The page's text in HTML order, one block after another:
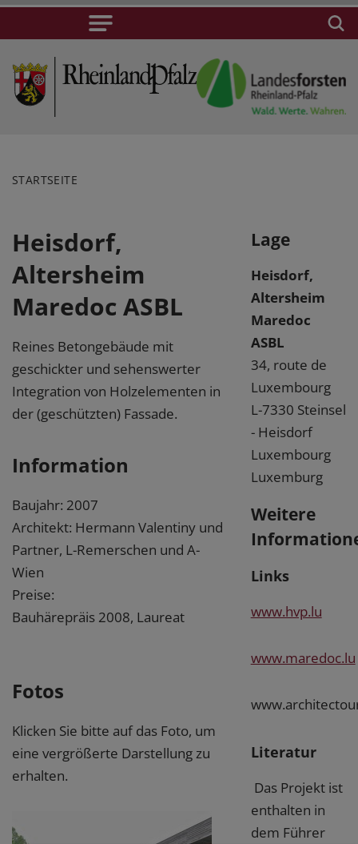
STARTSEITE
Heisdorf,
Altersheim
Maredoc ASBL
Reines Betongebäude mit
geschickter und sehenswerter
Integration von Holzelementen in
der (geschützten) Fassade.
Information
Baujahr: 2007
Architekt: Hermann Valentiny und
Partner, L-Remerschen und A-
Wien
Preise:
Bauhärepräis 2008, Laureat
Fotos
Klicken Sie bitte auf das Foto, um
eine vergrößerte Darstellung zu
erhalten.
Lage
Heisdorf,
Altersheim
Maredoc
ASBL
34, route de
Luxembourg
L-7330 Steinsel
- Heisdorf
Luxembourg
Luxemburg
Weitere
Links
www.hvp.lu
www.maredoc.lu
Literatur
Das Projekt ist
enthalten in
dem Führer